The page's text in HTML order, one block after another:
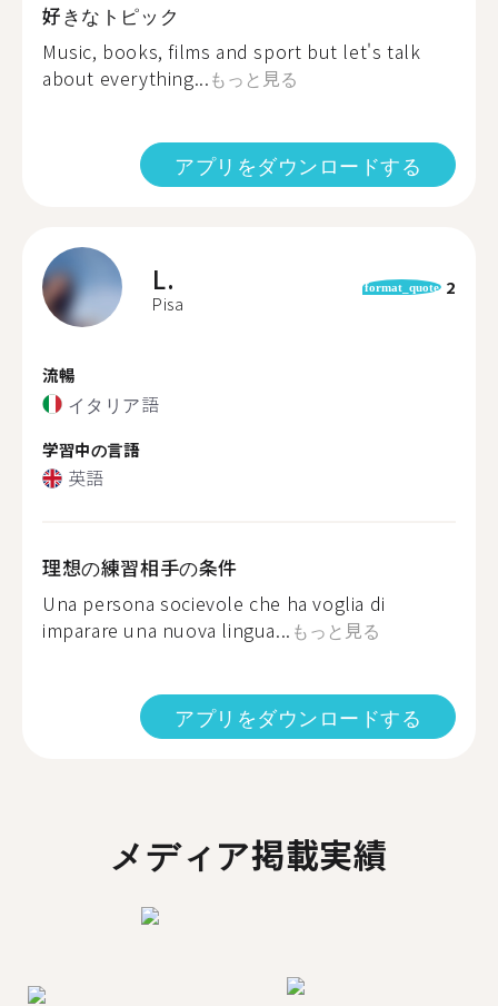
好きなトピック
Music, books, films and sport but let's talk
about everything...もっと見る
アプリをダウンロードする
L.
Pisa
format_quote 2
流暢
イタリア語
学習中の言語
英語
理想の練習相手の条件
Una persona socievole che ha voglia di
imparare una nuova lingua... もっと見る
アプリをダウンロードする
メディア掲載実績